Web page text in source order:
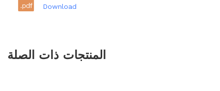
Download
المنتجات ذات الصلة